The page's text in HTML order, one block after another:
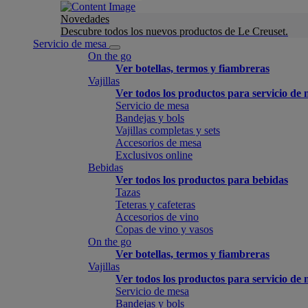
Novedades
Descubre todos los nuevos productos de Le Creuset.
Servicio de mesa
On the go
Ver botellas, termos y fiambreras
Vajillas
Ver todos los productos para servicio de
Servicio de mesa
Bandejas y bols
Vajillas completas y sets
Accesorios de mesa
Exclusivos online
Bebidas
Ver todos los productos para bebidas
Tazas
Teteras y cafeteras
Accesorios de vino
Copas de vino y vasos
On the go
Ver botellas, termos y fiambreras
Vajillas
Ver todos los productos para servicio de
Servicio de mesa
Bandejas y bols